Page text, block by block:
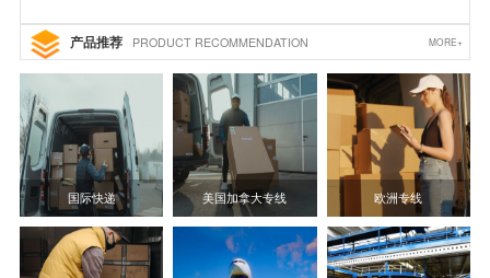
产品推荐 PRODUCT RECOMMENDATION MORE+
国际快递 美国加拿大专线 欧洲专线